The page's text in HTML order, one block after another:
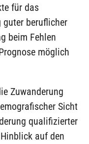
für das
guter beruflicher
beim Fehlen
möglich
Zuwanderung
Sicht
qualifizierter
auf den